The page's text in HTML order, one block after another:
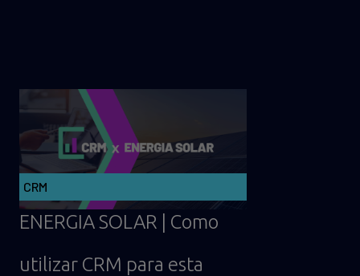
CRM
ENERGIA SOLAR | Como
utilizar CRM para esta